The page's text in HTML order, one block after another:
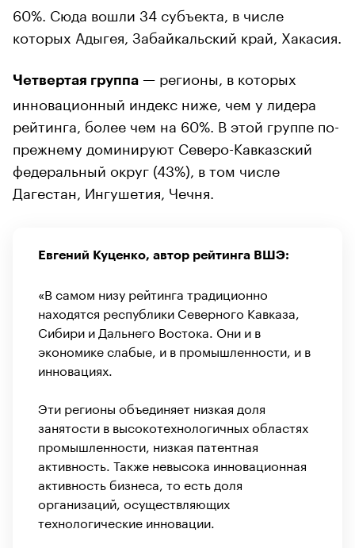
60%. Сюда вошли 34 субъекта, в числе
которых Адыгея, Забайкальский край, Хакасия.
Четвертая группа — регионы, в которых
инновационный индекс ниже, чем у лидера
рейтинга, более чем на 60%. В этой группе по-
прежнему доминируют Северо-Кавказский
федеральный округ (43%), в том числе
Дагестан, Ингушетия, Чечня.
Евгений Куценко, автор рейтинга ВШЭ:
«В самом низу рейтинга традиционно
находятся республики Северного Кавказа,
Сибири и Дальнего Востока. Они и в
экономике слабые, и в промышленности, и в
инновациях.
Эти регионы объединяет низкая доля
занятости в высокотехнологичных областях
промышленности, низкая патентная
активность. Также невысока инновационная
активность бизнеса, то есть доля
организаций, осуществляющих
технологические инновации.